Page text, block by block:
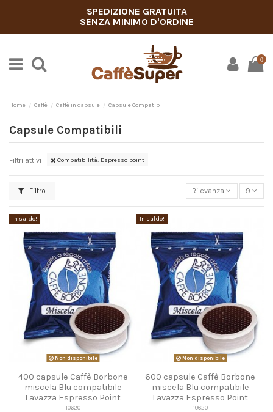
SPEDIZIONE GRATUITA
SENZA MINIMO D'ORDINE
0
Home Caffè Caffè in capsule Capsule Compatibili
Capsule Compatibili
Filtri attivi Compatibilità: Espresso point
Filtro Rilevanza 9
In saldo!
Non disponibile
400 capsule Caffè Borbone
miscela Blu compatibile
Lavazza Espresso Point
10620
In saldo!
Non disponibile
600 capsule Caffè Borbone
miscela Blu compatibile
Lavazza Espresso Point
10620